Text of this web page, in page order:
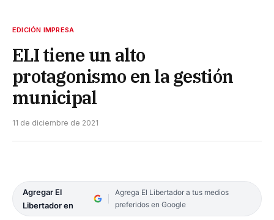
EDICIÓN IMPRESA
ELI tiene un alto
protagonismo en la gestión
municipal
11 de diciembre de 2021
Agregar El
Libertador en
Agrega El Libertador a tus medios
preferidos en Google